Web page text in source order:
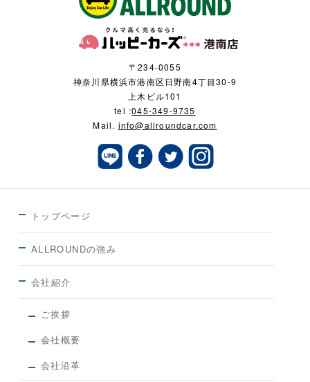
〒234-0055
神奈川県横浜市港南区日野南4丁目30-9
上木ビル101
tel :045-349-9735
Mail. info@allroundcar.com
トップページ
ALLROUNDの強み
会社紹介
ご挨拶
会社概要
会社沿革